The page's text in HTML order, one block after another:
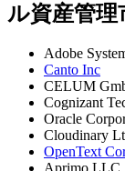
ル資産管理
Adobe
Canto Inc
CELUM
Cognizant
Oracle
Cloudinary
OpenText